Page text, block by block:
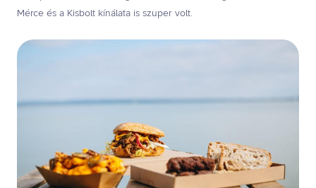
Mérce és a Kisbolt kínálata is szuper volt.